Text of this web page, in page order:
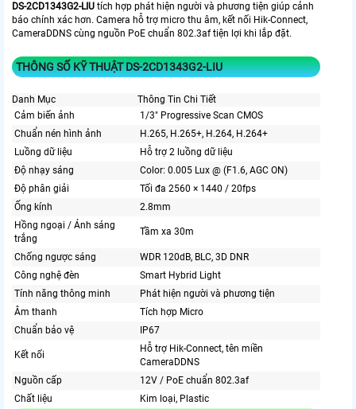
DS-2CD1343G2-LIU tích hợp phát hiện người và phương tiện giúp cảnh
báo chính xác hơn. Camera hỗ trợ micro thu âm, kết nối Hik-Connect,
CameraDDNS cùng nguồn PoE chuẩn 802.3af tiện lợi khi lắp đặt.
THÔNG SỐ KỸ THUẬT DS-2CD1343G2-LIU
Danh Mục
Thông Tin Chi Tiết
Cảm biến ảnh
1/3" Progressive Scan CMOS
Chuẩn nén hình ảnh
H.265, H.265+, H.264, H.264+
Luồng dữ liệu
Hỗ trợ 2 luồng dữ liệu
Độ nhạy sáng
Color: 0.005 Lux @ (F1.6, AGC ON)
Độ phân giải
Tối đa 2560 × 1440 / 20fps
Ống kính
2.8mm
Hồng ngoại / Ánh sáng
trắng
Tầm xa 30m
Chống ngược sáng
WDR 120dB, BLC, 3D DNR
Công nghệ đèn
Smart Hybrid Light
Tính năng thông minh
Phát hiện người và phương tiện
Âm thanh
Tích hợp Micro
Chuẩn bảo vệ
IP67
Kết nối
Hỗ trợ Hik-Connect, tên miền
CameraDDNS
Nguồn cấp
12V / PoE chuẩn 802.3af
Chất liệu
Kim loại, Plastic